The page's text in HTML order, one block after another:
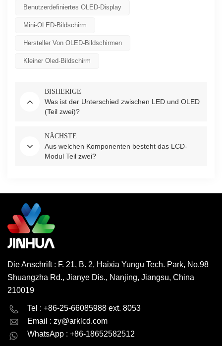
Benutzerdefiniertes OLED-Display
Mini-OLED-Bildschirm
Hersteller Von OLED-Bildschirmen
Kleiner Oled-Bildschirm
BISHERIGE
Was ist der Unterschied zwischen LED und OLED
(Teil zwei)?
NÄCHSTE
Aus welchen Komponenten besteht das LCD-
Modul Teil zwei?
Die Anschrift : F. 21, B. 2, Haixia Yungu Tech. Park, No.98
Shuangzha Rd., Jianye Dis., Nanjing, Jiangsu, China
210019
Tel : +86-25-66085988 ext. 8053
Email : zy@arklcd.com
WhatsApp : +86-18652582512
English Deutsch
русский español
العربية